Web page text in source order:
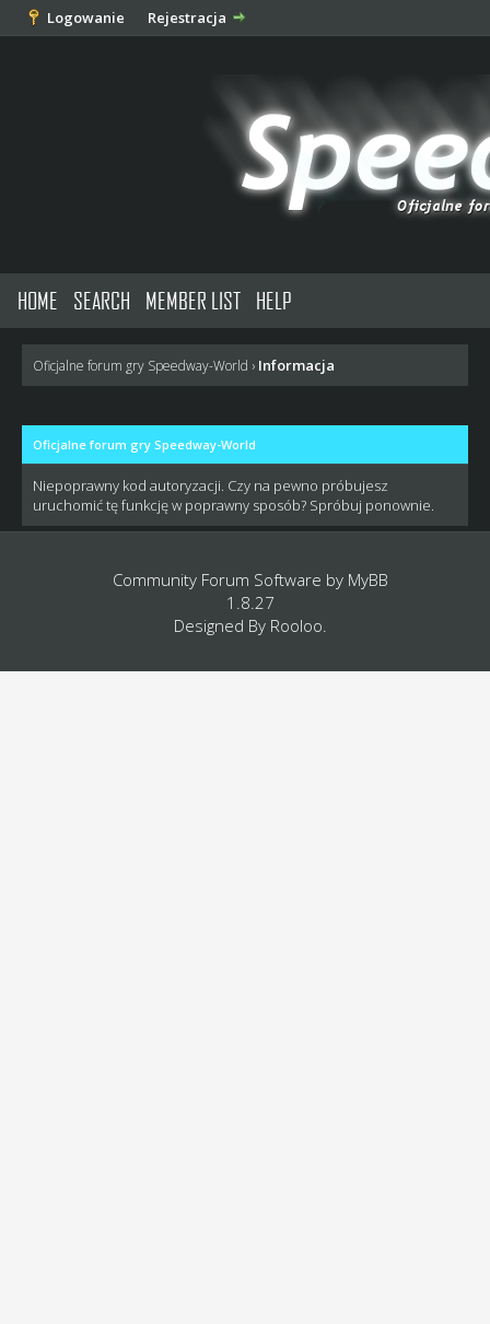
Logowanie Rejestracja
HOME SEARCH MEMBER LIST HELP
Oficjalne forum gry Speedway-World › Informacja
Oficjalne forum gry Speedway-World
Niepoprawny kod autoryzacji. Czy na pewno próbujesz
uruchomić tę funkcję w poprawny sposób? Spróbuj ponownie.
Community Forum Software by MyBB
1.8.27
Designed By Rooloo.